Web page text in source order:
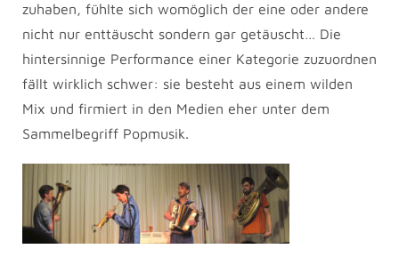
zuhaben, fühlte sich womöglich der eine oder andere
nicht nur enttäuscht sondern gar getäuscht… Die
hintersinnige Performance einer Kategorie zuzuordnen
fällt wirklich schwer: sie besteht aus einem wilden
Mix und firmiert in den Medien eher unter dem
Sammelbegriff Popmusik.